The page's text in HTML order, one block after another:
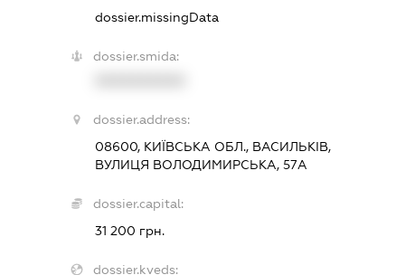
dossier.missingData
dossier.smida:
dossier.address:
08600, КИЇВСЬКА ОБЛ., ВАСИЛЬКІВ,
ВУЛИЦЯ ВОЛОДИМИРСЬКА, 57А
dossier.capital:
31 200 грн.
dossier.kveds: